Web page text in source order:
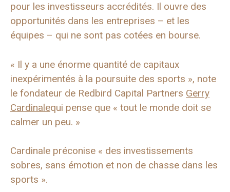
pour les investisseurs accrédités. Il ouvre des
opportunités dans les entreprises – et les
équipes – qui ne sont pas cotées en bourse.
« Il y a une énorme quantité de capitaux
inexpérimentés à la poursuite des sports », note
le fondateur de Redbird Capital Partners Gerry
Cardinalequi pense que « tout le monde doit se
calmer un peu. »
Cardinale préconise « des investissements
sobres, sans émotion et non de chasse dans les
sports ».